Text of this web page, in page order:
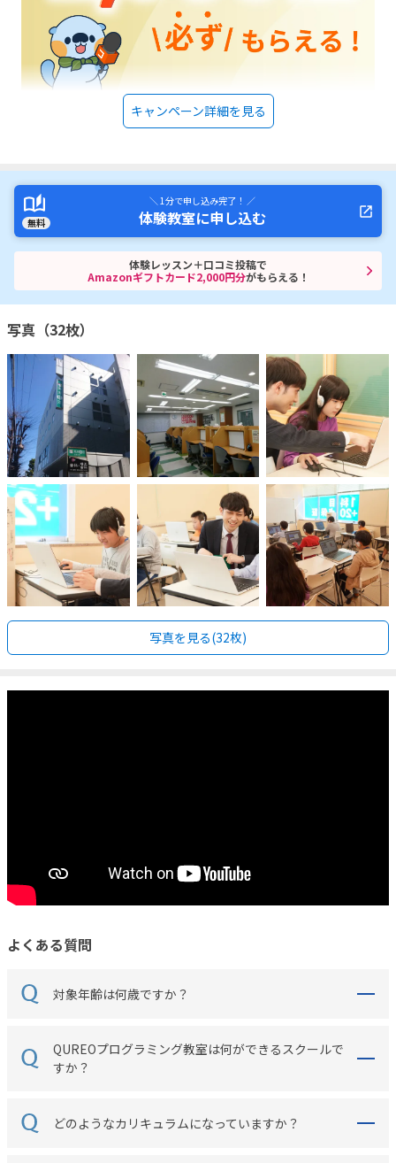
キャンペーン詳細を見る
無料
＼ 1分で申し込み完了！ ／
体験教室に申し込む
体験レッスン＋口コミ投稿で
Amazonギフトカード2,000円分がもらえる！
写真（32枚）
写真を見る(32枚)
よくある質問
対象年齢は何歳ですか？
QUREOプログラミング教室は何ができるスクールで
すか？
どのようなカリキュラムになっていますか？